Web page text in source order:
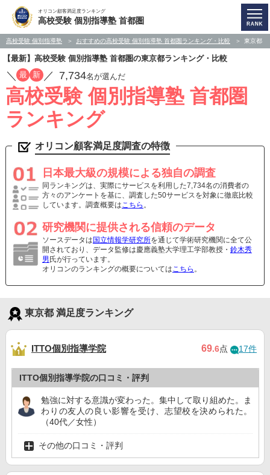
オリコン顧客満足度ランキング
高校受験 個別指導塾 首都圏
高校受験 個別指導塾 おすすめの高校受験 個別指導塾 首都圏ランキング・比較 東京都
【最新】高校受験 個別指導塾 首都圏の東京都ランキング・比較
／ 最 新 ／ 7,734名が選んだ
高校受験 個別指導塾 首都圏
ランキング
オリコン顧客満足度調査の特徴
日本最大級の規模による独自の調査
同ランキングは、実際にサービスを利用した7,734名の消費者の
方々のアンケートを基に、調査した50サービスを対象に徹底比較
しています。調査概要はこちら 。
研究機関に提供される信頼のデータ
ソースデータは 国立情報学研究所を通じて学術研究機関に全て公
開されており、データ監修は慶應義塾大学理工学部教授・ 鈴木秀
男 氏が行っています。
オリコンのランキングの概要についてはこちら 。
東京都 満足度ランキング
ITTO個別指導学院 69.6点 17件
ITTO個別指導学院の口コミ・評判
勉強に対する意識が変わった。集中して取り組めた。ま
わりの友人の良い影響を受け、志望校を決められた。
（40代／女性）
その他の口コミ・評判